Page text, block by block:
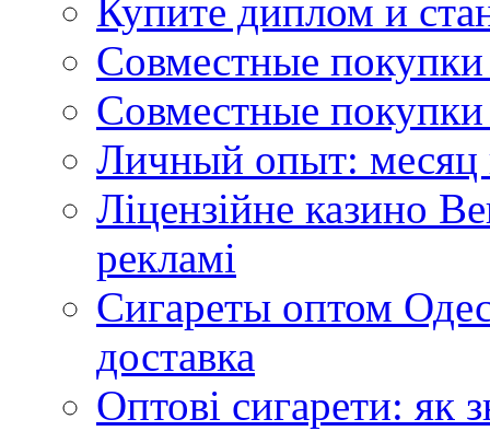
Купите диплом и
Совместные
Совместные покупки
Личный опыт: месяц
Ліцензійне казино
рекламі
Сигареты оптом
доставка
Оптові сигарети: як